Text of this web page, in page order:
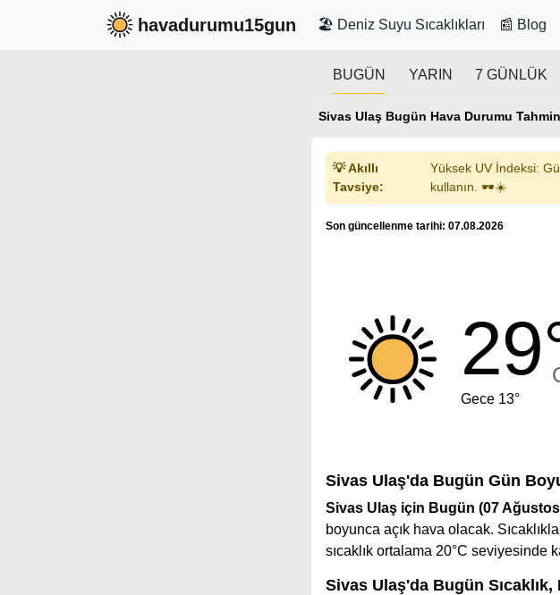
havadurumu15gun 🏖️ Deniz Suyu Sıcaklıkları 📰 Blog
BUGÜN YARIN 7 GÜNLÜK
Sivas Ulaş Bugün Hava Durumu
💡 Akıllı
Tavsiye:
Yüksek UV İndeksi:
kullanın. 🕶️☀️
Son güncellenme tarihi: 07.08.2026
Gece 13°
Sivas Ulaş'da Bugün Gün
Sivas Ulaş için Bugün (07
boyunca açık hava olacak.
sıcaklık ortalama 20°C seviyesinde
Sivas Ulaş'da Bugün